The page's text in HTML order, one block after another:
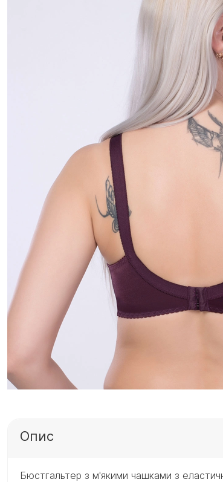
Опис
Бюстгальтер з м'якими чашками з